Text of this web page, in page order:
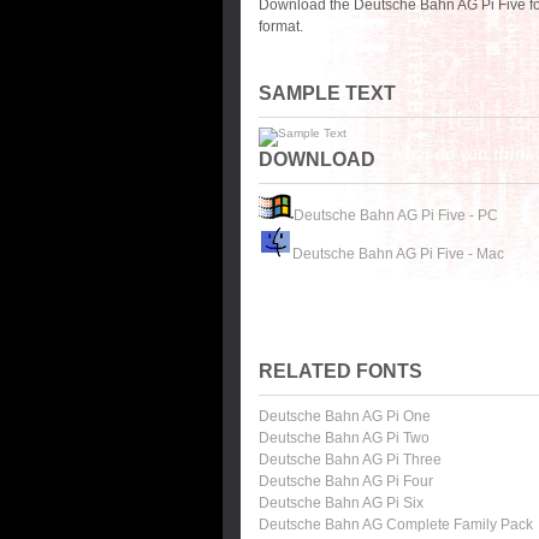
Download the Deutsche Bahn AG Pi Five
format.
SAMPLE TEXT
DOWNLOAD
Deutsche Bahn AG Pi Five - PC
Deutsche Bahn AG Pi Five - Mac
RELATED FONTS
Deutsche Bahn AG Pi One
Deutsche Bahn AG Pi Two
Deutsche Bahn AG Pi Three
Deutsche Bahn AG Pi Four
Deutsche Bahn AG Pi Six
Deutsche Bahn AG Complete Family Pack